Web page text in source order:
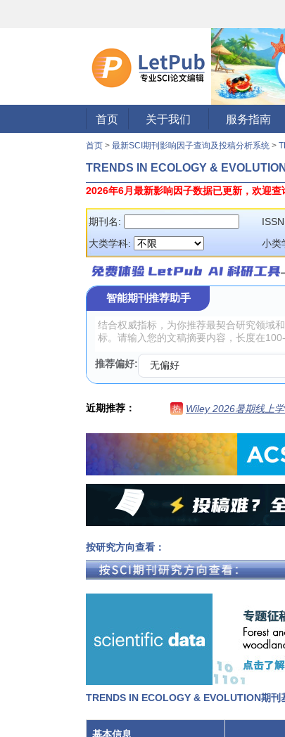
首页 关于我们 服务指南
首页 > 最新SCI期刊影响因子查询及投稿分析系统 >
TRENDS IN ECOLOGY & EVOLUTION
2026年6月最新影响因子数据已更新，欢迎查
期刊名:
大类学科:
小类
智能期刊推荐助手
推荐偏好:
近期推荐： 热 Wiley 2026暑期线上
按研究方向查看：
TRENDS IN ECOLOGY & EVOLUTION期刊
基本信息